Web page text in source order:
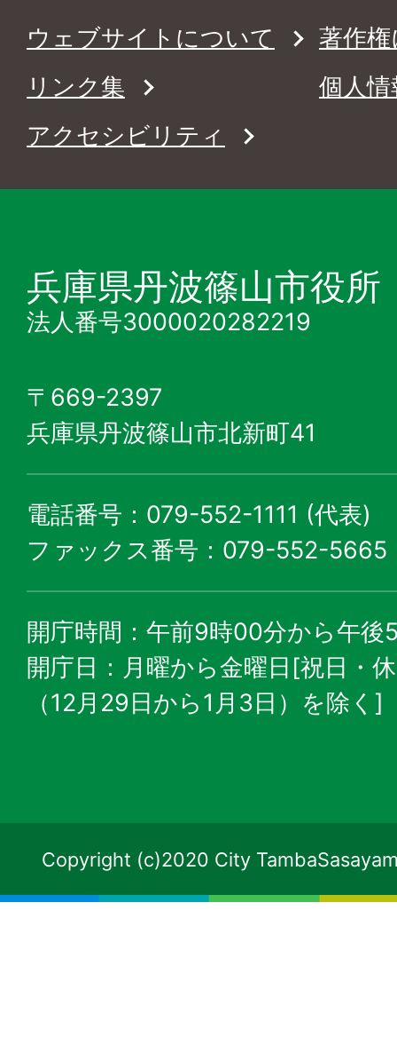
ウェブサイトについて
著作
リンク集
個人
アクセシビリティ
兵庫県丹波篠山市役所
法人番号3000020282219
〒669-2397
兵庫県丹波篠山市北新町41
電話番号：079-552-1111 (代表)
ファックス番号：079-552-5665
開庁時間：午前9時00分から午後
開庁日：月曜から金曜日[祝日・
（12月29日から1月3日）を除く]
Copyright (c)2020 City